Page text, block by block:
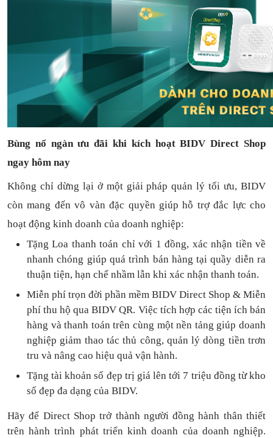
Bùng nổ ngàn ưu đãi khi kích hoạt BIDV Direct Shop
ngay hôm nay
Không chỉ dừng lại ở một giải pháp quản lý tối ưu, BIDV
còn mang đến vô vàn đặc quyền giúp hỗ trợ đắc lực cho
hoạt động kinh doanh của doanh nghiệp:
Tặng Loa thanh toán chỉ với 1đồng, xác nhận tiền về
nhanh chóng giúp quá trình bán hàng tại quầy diễn ra
thuận tiện, hạn chế nhầm lẫn khi xác nhận thanh toán.
Miễn phí trọn đời phần mềm BIDV Direct Shop & Miễn
phí thu hộ qua BIDV QR. Việc tích hợp các tiện ích bán
hàng và thanh toántrên cùng một nền tảng giúp doanh
nghiệp giảm thao tác thủ công, quản lý dòng tiền trơn
tru và nâng cao hiệu quả vận hành.
Tặngtài khoản số đẹp trị giá lên tới 7 triệu đồng từ kho
số đẹp đa dạng của BIDV.
Hãy để Direct Shop trở thành người đồng hành thân thiết
trên hành trình phát triển kinh doanh của doanh nghiệp.